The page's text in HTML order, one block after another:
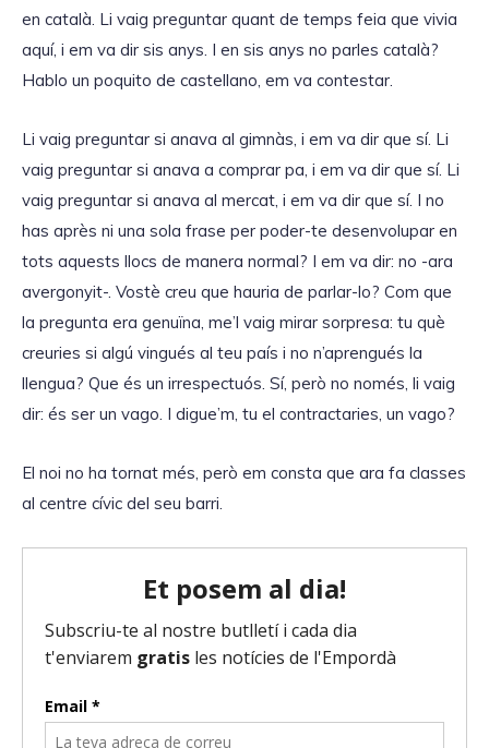
en català. Li vaig preguntar quant de temps feia que vivia
aquí, i em va dir sis anys. I en sis anys no parles català?
Hablo un poquito de castellano, em va contestar.
Li vaig preguntar si anava al gimnàs, i em va dir que sí. Li
vaig preguntar si anava a comprar pa, i em va dir que sí. Li
vaig preguntar si anava al mercat, i em va dir que sí. I no
has après ni una sola frase per poder-te desenvolupar en
tots aquests llocs de manera normal? I em va dir: no -ara
avergonyit-. Vostè creu que hauria de parlar-lo? Com que
la pregunta era genuïna, me’l vaig mirar sorpresa: tu què
creuries si algú vingués al teu país i no n’aprengués la
llengua? Que és un irrespectuós. Sí, però no només, li vaig
dir: és ser un vago. I digue’m, tu el contractaries, un vago?
El noi no ha tornat més, però em consta que ara fa classes
al centre cívic del seu barri.